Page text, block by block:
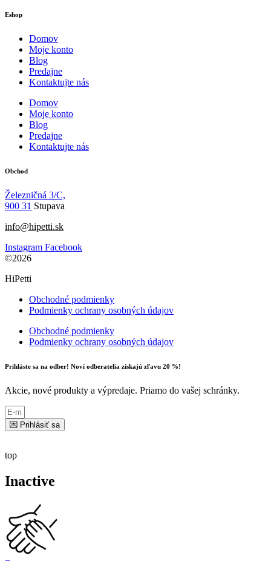
Eshop
Domov
Moje konto
Blog
Predajne
Kontaktujte nás
Domov
Moje konto
Blog
Predajne
Kontaktujte nás
Obchod
Železničná 3/C,
900 31 Stupava
info@hipetti.sk
Instagram Facebook
©2026
HiPetti
Obchodné podmienky
Podmienky ochrany osobných údajov
Obchodné podmienky
Podmienky ochrany osobných údajov
Prihláste sa na odber! Noví odberatelia získajú zľavu 20 %!
Akcie, nové produkty a výpredaje. Priamo do vašej schránky.
💌 Prihlásiť sa
top
Inactive